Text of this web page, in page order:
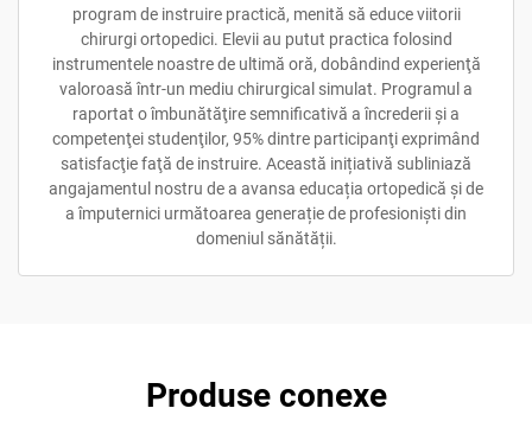
program de instruire practică, menită să educe viitorii
chirurgi ortopedici. Elevii au putut practica folosind
instrumentele noastre de ultimă oră, dobândind experienţă
valoroasă într-un mediu chirurgical simulat. Programul a
raportat o îmbunătăţire semnificativă a încrederii şi a
competenţei studenţilor, 95% dintre participanţi exprimând
satisfacţie faţă de instruire. Această inițiativă subliniază
angajamentul nostru de a avansa educația ortopedică și de
a împuternici următoarea generație de profesioniști din
domeniul sănătății.
Produse conexe